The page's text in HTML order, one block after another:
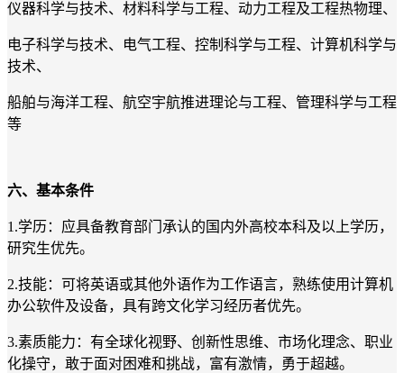
仪器科学与技术、材料科学与工程、动力工程及工程热物理、
电子科学与技术、电气工程、控制科学与工程、计算机科学与
技术、
船舶与海洋工程、航空宇航推进理论与工程、管理科学与工程
等
六、基本条件
1.学历：应具备教育部门承认的国内外高校本科及以上学历，
研究生优先。
2.技能：可将英语或其他外语作为工作语言，熟练使用计算机
办公软件及设备，具有跨文化学习经历者优先。
3.素质能力：有全球化视野、创新性思维、市场化理念、职业
化操守，敢于面对困难和挑战，富有激情，勇于超越。